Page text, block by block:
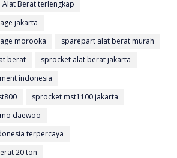
Alat Berat terlengkap
jakarta
morooka
sparepart alat berat murah
berat
sprocket alat berat jakarta
indonesia
sprocket mst1100 jakarta
daewoo
terpercaya
20 ton